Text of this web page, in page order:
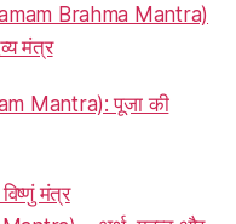
Brahma Mantra)
मंत्र
Mantra): पूजा की
मंत्र